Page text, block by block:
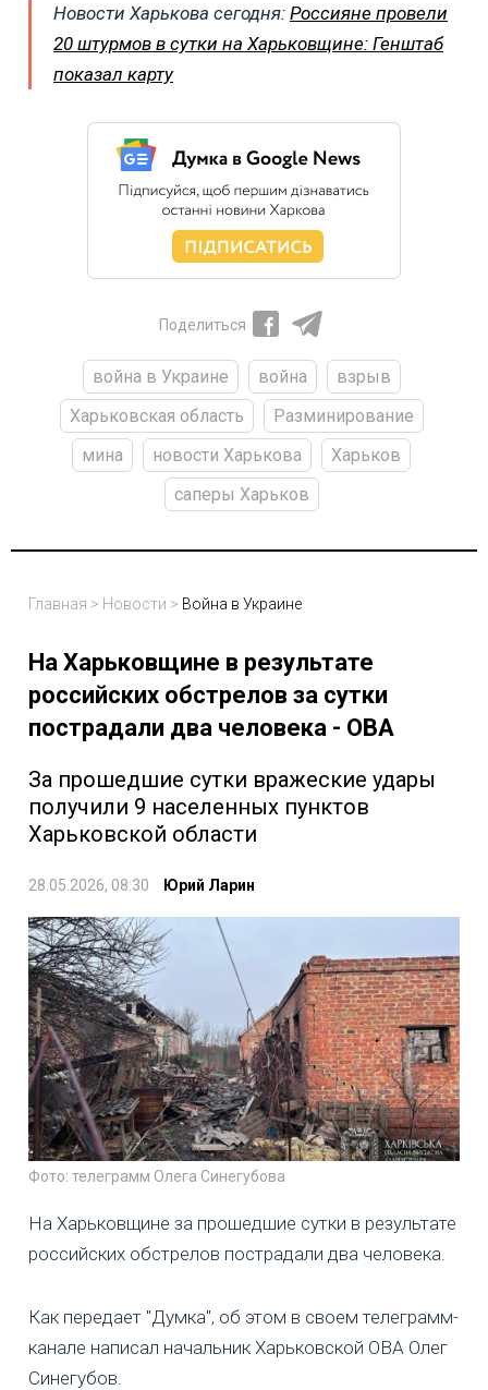
Новости Харькова сегодня: Россияне провели
20 штурмов в сутки на Харьковщине: Генштаб
показал карту
Поделиться
война в Украине война
взрыв
Харьковская область
Разминирование
мина
новости Харькова
Харьков
саперы Харьков
Главная > Новости > Война в Украине
На Харьковщине в результате
российских обстрелов за сутки
пострадали два человека - ОВА
За прошедшие сутки вражеские удары
получили 9 населенных пунктов
Харьковской области
28.05.2026, 08:30 Юрий Ларин
Фото: телеграмм Олега Синегубова
На Харьковщине за прошедшие сутки в результате
российских обстрелов пострадали два человека.
Как передает "Думка", об этом в своем телеграмм-
канале написал начальник Харьковской ОВА Олег
Синегубов.